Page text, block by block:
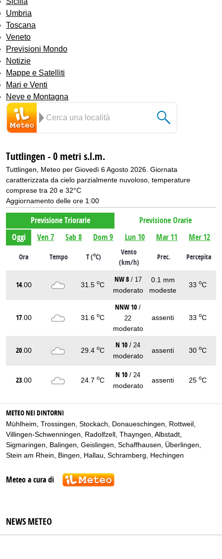
Umbria
Toscana
Veneto
Previsioni Mondo
Notizie
Mappe e Satelliti
Mari e Venti
Neve e Montagna
Tuttlingen - 0 metri s.l.m.
Tuttlingen, Meteo per Giovedì 6 Agosto 2026. Giornata
caratterizzata da cielo parzialmente nuvoloso, temperature
comprese tra 20 e 32°C
Aggiornamento delle ore 1:00
Previsione Triorarie
Previsione Orarie
Oggi
Ven 7 Sab 8 Dom 9 Lun 10 Mar 11 Mer 12
Ora Tempo T (oC)
Vento
(km/h)
Prec. Percepita
14.00 31.5 oC
NW 8 / 17
moderato
0.1 mm
modeste
33 oC
17 .00 31.6 oC
NNW 10 /
22
moderato
assenti 33 oC
20 .00 29.4 oC
N 10 / 24
moderato
assenti 30 oC
23 .00 24.7 oC
N 10 / 24
moderato
assenti 25 oC
METEO NEI DINTORNI
Mühlheim Trossingen Stockach Donaueschingen Rottweil
Villingen-Schwenningen
Radolfzell Thayngen Albstadt
Sigmaringen
Balingen Geislingen Schaffhausen Überlingen
Stein am Rhein
Bingen Hallau Schramberg Hechingen
Meteo a cura di
NEWS METEO